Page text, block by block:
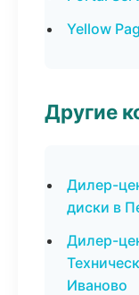
Yellow
Другие
Дилер-
диски в
Дилер-
Иваново